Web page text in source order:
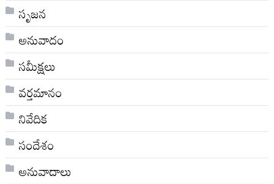
సృజన
అనువాదం
సమీక్షలు
వర్తమానం
నివేదిక
సందేశం
అనువాదాలు